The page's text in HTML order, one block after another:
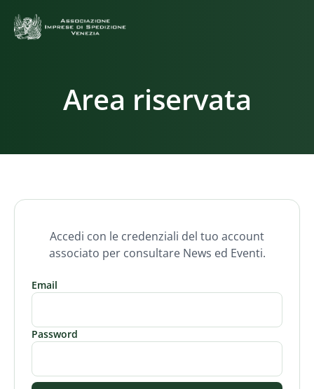
Area riservata
Accedi con le credenziali del tuo account
associato per consultare News ed Eventi.
Email
Password